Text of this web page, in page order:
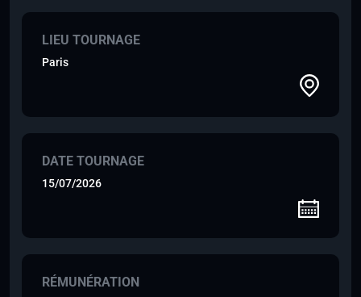
LIEU TOURNAGE
Paris
DATE TOURNAGE
15/07/2026
RÉMUNÉRATION